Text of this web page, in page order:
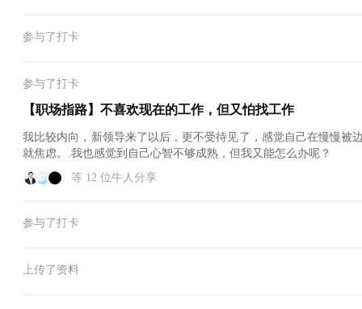
参与了打卡
参与了打卡
【职场指路】不喜欢现在的工作，但又怕找工作
我比较内向，新领导来了以后，更不受待见了，感觉自己在慢慢被
就焦虑。.我也感觉到自己心智不够成熟，但我又能怎么办呢？
等 12 位牛人分享
参与了打卡
上传了资料